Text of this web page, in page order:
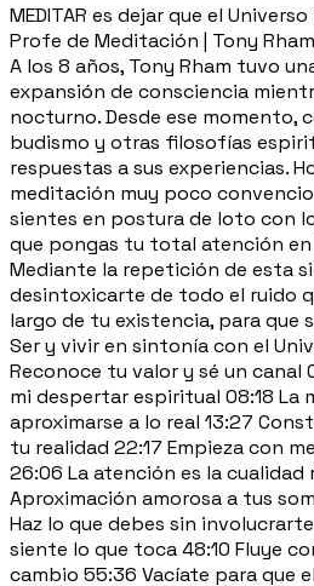
MEDITAR es dejar que el
Profe de Meditación | Tony Rham
A los 8 años, Tony Rham tuvo
expansión de consciencia
nocturno. Desde ese momento,
budismo y otras filosofías
respuestas a sus experiencias.
meditación muy poco
sientes en postura de loto con
que pongas tu total atención
Mediante la repetición de esta
desintoxicarte de todo el ruido
largo de tu existencia, para que
Ser y vivir en sintonía con el
Reconoce tu valor y sé un canal
mi despertar espiritual 08:18 La
aproximarse a lo real 13:27
tu realidad 22:17 Empieza con
26:06 La atención es la
Aproximación amorosa a tus
Haz lo que debes sin
siente lo que toca 48:10 Fluye
cambio 55:36 Vacíate para que